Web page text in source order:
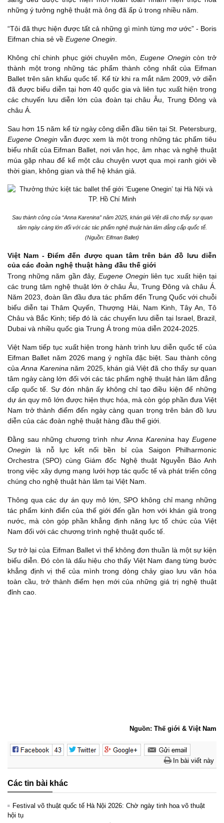
những ý tưởng nghệ thuật mà ông đã ấp ủ trong nhiều năm.
“Tôi đã thực hiện được tất cả những gì mình từng mơ ước” - Boris
Eifman chia sẻ về Eugene Onegin
Không chỉ chinh phục giới chuyên môn, Eugene Onegincòn trở
thành một trong những tác phẩm thành công nhất của Eifman
Ballet trên sân khấu quốc tế. Kể từ khi ra mắt năm 2009, vở diễn
đã được biểu diễn tại hơn 40 quốc gia và liên tục xuất hiện trong
các chuyến lưu diễn lớn của đoàn tại châu Âu, Trung Đông và
châu Á.
Sau hơn 15 năm kể từ ngày công diễn đầu tiên tại St. Petersburg,
Eugene Onegin vẫn được xem là một trong những tác phẩm tiêu
biểu nhất của Eifman Ballet, nơi văn học, âm nhạc và nghệ thuật
múa gặp nhau để kể một câu chuyện vượt qua mọi ranh giới về
thời gian, không gian và thế hệ khán giả.
Sau thành công của “Anna Karenina” năm 2025, khán giả Việt đã cho thấy sự quan
tâm ngày càng lớn đối với các tác phẩm nghệ thuật hàn lâm đẳng cấp quốc tế.
(Nguồn: Eifman Ballet)
Việt Nam - Điểm đến được quan tâm trên bản đồ lưu diễn
của các đoàn nghệ thuật hàng đầu thế giới
Trong những năm gần đây, Eugene Onegin liên tục xuất hiện tại
các trung tâm nghệ thuật lớn ở châu Âu, Trung Đông và châu Á.
Năm 2023, đoàn lần đầu đưa tác phẩm đến Trung Quốc với chuỗi
biểu diễn tại Thâm Quyến, Thượng Hải, Nam Kinh, Tây An, Tô
Châu và Bắc Kinh; tiếp đó là các chuyến lưu diễn tại Israel, Brazil,
Dubai và nhiều quốc gia Trung Á trong mùa diễn 2024-2025.
Việt Nam tiếp tục xuất hiện trong hành trình lưu diễn quốc tế của
Eifman Ballet năm 2026 mang ý nghĩa đặc biệt. Sau thành công
củaAnna Karenina năm 2025, khán giả Việt đã cho thấy sự quan
tâm ngày càng lớn đối với các tác phẩm nghệ thuật hàn lâm đẳng
cấp quốc tế. Sự đón nhận ấy không chỉ tạo điều kiện để những
dự án quy mô lớn được hiện thực hóa, mà còn góp phần đưa Việt
Nam trở thành điểm đến ngày càng quan trọng trên bản đồ lưu
diễn của các đoàn nghệ thuật hàng đầu thế giới.
Đằng sau những chương trình như Anna Karenina hayEugene
Onegin là nỗ lực kết nối bền bỉ của Saigon Philharmonic
Orchestra (SPO) cùng Giám đốc Nghệ thuật Nguyễn Bảo Anh
trong việc xây dựng mạng lưới hợp tác quốc tế và phát triển công
chúng cho nghệ thuật hàn lâm tại Việt Nam.
Thông qua các dự án quy mô lớn, SPO không chỉ mang những
tác phẩm kinh điển của thế giới đến gần hơn với khán giả trong
nước, mà còn góp phần khẳng định năng lực tổ chức của Việt
Nam đối với các chương trình nghệ thuật quốc tế.
Sự trở lại của Eifman Ballet vì thế không đơn thuần là một sự kiện
biểu diễn. Đó còn là dấu hiệu cho thấy Việt Nam đang từng bước
khẳng định vị thế của mình trong dòng chảy giao lưu văn hóa
toàn cầu, trở thành điểm hẹn mới của những giá trị nghệ thuật
đỉnh cao.
Nguồn: Thế giới & Việt Nam
In bài viết này
Các tin bài khác
Festival võ thuật quốc tế Hà Nội 2026: Chờ ngày tinh hoa võ thuật
hội tụ